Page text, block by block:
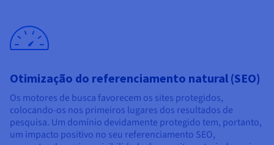
Otimização do referenciamento natural (SEO)
Os motores de busca favorecem os sites protegidos,
colocando-os nos primeiros lugares dos resultados de
pesquisa. Um domínio devidamente protegido tem, portanto,
um impacto positivo no seu referenciamento SEO,